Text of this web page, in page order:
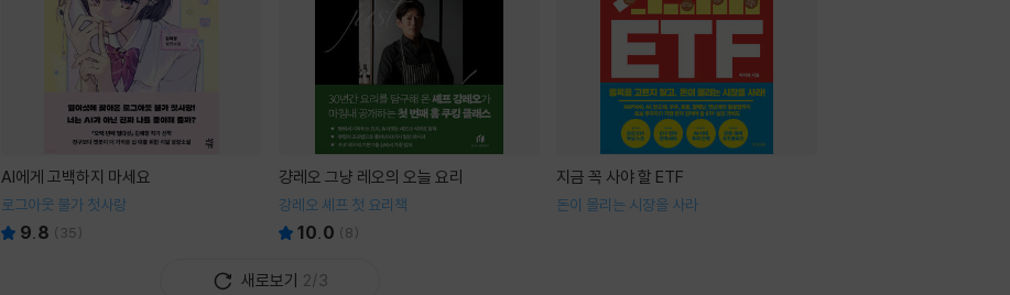
AI에게 고백하지 마세요
로그아웃 불가 첫사랑
9.8 ( 35)
걍레오 그냥 레오의 오늘 요리
강레오 셰프 첫 요리책
10.0 (8)
지금 꼭 사야 할 ETF
돈이 몰리는 시장을 사라
새로보기 2/3